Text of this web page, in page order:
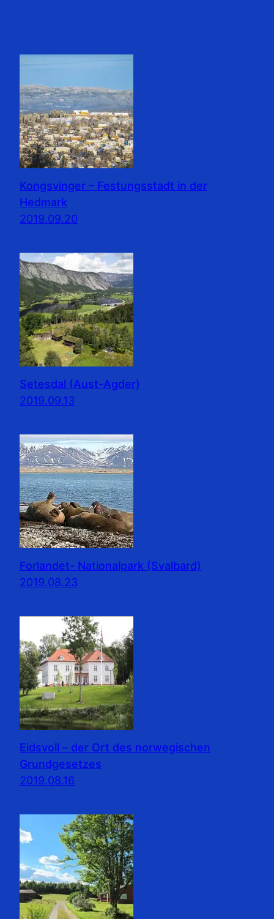
Kongsvinger – Festungsstadt in der
Hedmark
2019.09.20
Setesdal (Aust-Agder)
2019.09.13
Forlandet- Nationalpark (Svalbard)
2019.08.23
Eidsvoll – der Ort des norwegischen
Grundgesetzes
2019.08.16